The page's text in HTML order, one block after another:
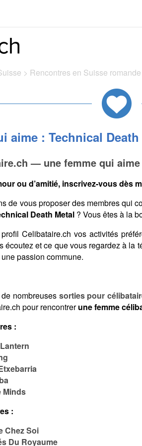
> Rencontres en Suisse romande
aime : Technical Death
— une femme qui
ou d’amitié, inscrivez-vous dès
de vous proposer des membres qui
Death Metal ? Vous êtes à la
Celibataire.ch vos activités
et ce que vous regardez à la
passion commune.
nombreuses sorties pour
pour rencontrerune femme
:
Minds
:
Chez Soi
Du Royaume